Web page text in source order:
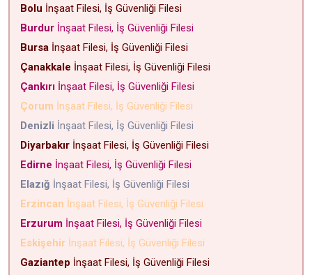
Bolu İnşaat Filesi, İş Güvenliği Filesi
Burdur İnşaat Filesi, İş Güvenliği Filesi
Bursa İnşaat Filesi, İş Güvenliği Filesi
Çanakkale İnşaat Filesi, İş Güvenliği Filesi
Çankırı İnşaat Filesi, İş Güvenliği Filesi
Çorum İnşaat Filesi, İş Güvenliği Filesi
Denizli İnşaat Filesi, İş Güvenliği Filesi
Diyarbakır İnşaat Filesi, İş Güvenliği Filesi
Edirne İnşaat Filesi, İş Güvenliği Filesi
Elazığ İnşaat Filesi, İş Güvenliği Filesi
Erzincan İnşaat Filesi, İş Güvenliği Filesi
Erzurum İnşaat Filesi, İş Güvenliği Filesi
Eskişehir İnşaat Filesi, İş Güvenliği Filesi
Gaziantep İnşaat Filesi, İş Güvenliği Filesi